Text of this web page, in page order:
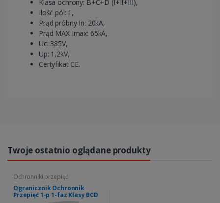
Klasa ochrony: B+C+D (I+II+III),
Ilość pól: 1,
Prąd próbny In: 20kA,
Prąd MAX Imax: 65kA,
Uc: 385V,
Up: 1,2kV,
Certyfikat CE.
Twoje ostatnio oglądane produkty
Ochronniki przepięć
Ogranicznik Ochronnik
Przepięć 1-p 1-faz Klasy BCD